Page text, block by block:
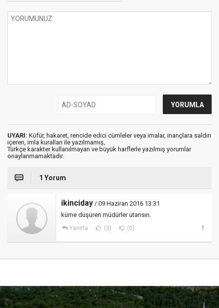
UYARI: Küfür, hakaret, rencide edici cümleler veya imalar, inançlara saldırı
içeren, imla kuralları ile yazılmamış,
Türkçe karakter kullanılmayan ve büyük harflerle yazılmış yorumlar
onaylanmamaktadır.
1 Yorum
ikinciday / 09 Haziran 2016 13:31
küme düşüren müdürler utansın.
Yanıtla (3) (0)